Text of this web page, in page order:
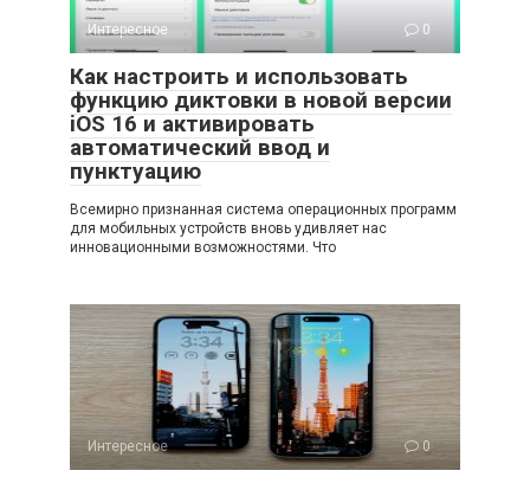
Интересное 0
Как настроить и использовать
функцию диктовки в новой версии
iOS 16 и активировать
автоматический ввод и
пунктуацию
Всемирно признанная система операционных программ
для мобильных устройств вновь удивляет нас
инновационными возможностями. Что
Интересное 0